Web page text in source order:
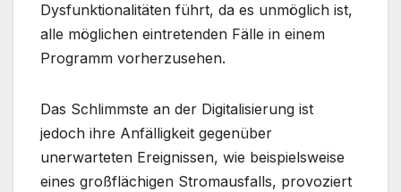
Dysfunktionalitäten führt, da es unmöglich ist,
alle möglichen eintretenden Fälle in einem
Programm vorherzusehen.
Das Schlimmste an der Digitalisierung ist
jedoch ihre Anfälligkeit gegenüber
unerwarteten Ereignissen, wie beispielsweise
eines großflächigen Stromausfalls, provoziert